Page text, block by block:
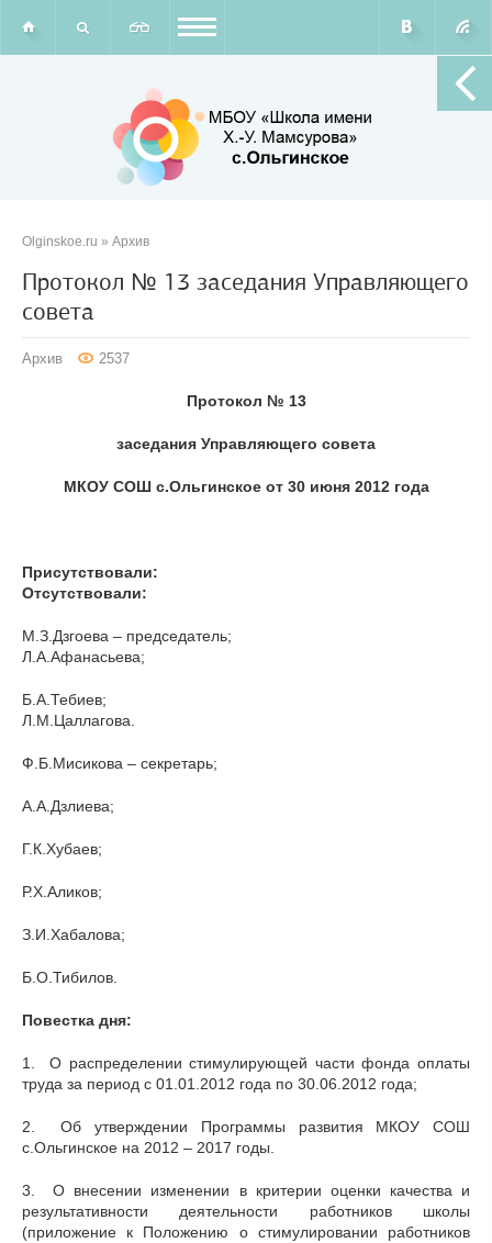
Olginskoe.ru » Архив
Протокол № 13 заседания Управляющего
совета
Архив 2537
Протокол № 13
заседания Управляющего совета
МКОУ СОШ с.Ольгинское от 30 июня 2012 года
Присутствовали:
Отсутствовали:
М.З.Дзгоева – председатель;
Л.А.Афанасьева;
Б.А.Тебиев;
Л.М.Цаллагова.
Ф.Б.Мисикова – секретарь;
А.А.Дзлиева;
Г.К.Хубаев;
Р.Х.Аликов;
З.И.Хабалова;
Б.О.Тибилов.
Повестка дня:
1. О распределении стимулирующей части фонда оплаты
труда за период с 01.01.2012 года по 30.06.2012 года;
2. Об утверждении Программы развития МКОУ СОШ
с.Ольгинское на 2012 – 2017 годы.
3. О внесении изменении в критерии оценки качества и
результативности деятельности работников школы
(приложение к Положению о стимулировании работников